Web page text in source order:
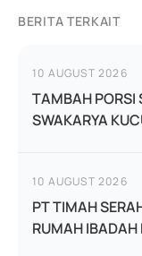
BERITA TERKAIT
10 AUGUST 2026
TAMBAH PORSI
SWAKARYA
10 AUGUST 2026
PT TIMAH
RUMAH IBADAH